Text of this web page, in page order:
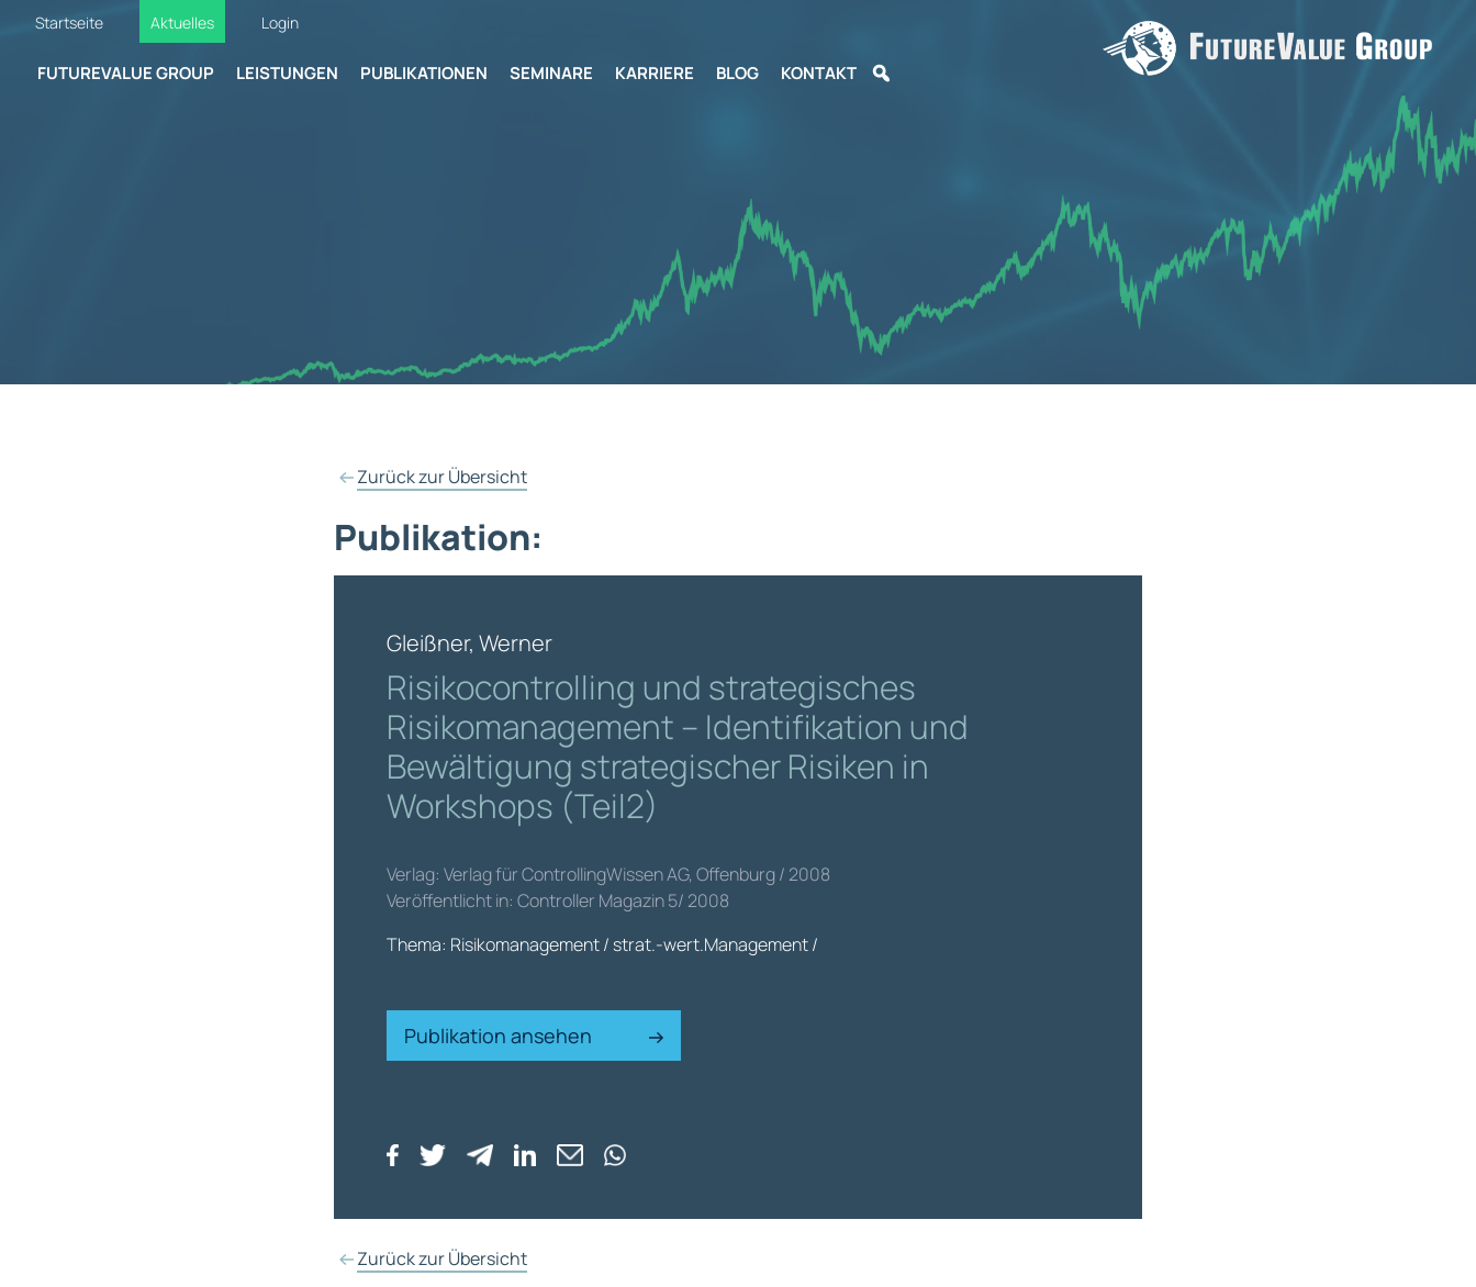
Startseite Aktuelles Login
FUTUREVALUE GROUP LEISTUNGEN PUBLIKATIONEN SEMINARE KARRIERE BLOG KONTAKT
Zurück zur Übersicht
Publikation:
Gleißner, Werner
Risikocontrolling und strategisches
Risikomanagement – Identifikation und
Bewältigung strategischer Risiken in
Workshops (Teil2)
Verlag: Verlag für ControllingWissen AG, Offenburg / 2008
Veröffentlicht in: Controller Magazin 5/ 2008
Thema: Risikomanagement / strat.-wert.Management /
Publikation ansehen
Zurück zur Übersicht